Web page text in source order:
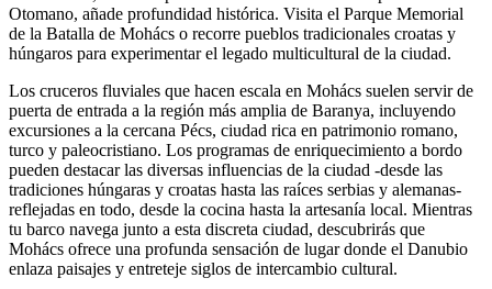
Otomano, añade profundidad histórica. Visita el Parque Memorial
de la Batalla de Mohács o recorre pueblos tradicionales croatas y
húngaros para experimentar el legado multicultural de la ciudad.
Los cruceros fluviales que hacen escala en Mohács suelen servir de
puerta de entrada a la región más amplia de Baranya, incluyendo
excursiones a la cercana Pécs, ciudad rica en patrimonio romano,
turco y paleocristiano. Los programas de enriquecimiento a bordo
pueden destacar las diversas influencias de la ciudad -desde las
tradiciones húngaras y croatas hasta las raíces serbias y alemanas-
reflejadas en todo, desde la cocina hasta la artesanía local. Mientras
tu barco navega junto a esta discreta ciudad, descubrirás que
Mohács ofrece una profunda sensación de lugar donde el Danubio
enlaza paisajes y entreteje siglos de intercambio cultural.